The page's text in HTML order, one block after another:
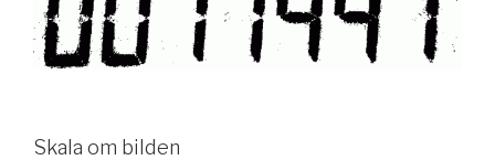
Skala om bilden